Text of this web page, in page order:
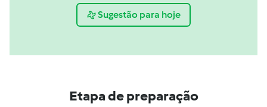
Sugestão para hoje
Etapa de preparação